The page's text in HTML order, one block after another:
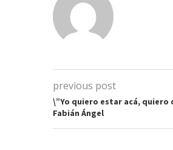
previous post
\”Yo quiero estar acá, quiero
Fabián Ángel